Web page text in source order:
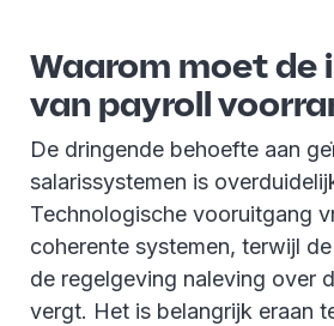
Waarom moet de
van payroll
De dringende behoefte aan
salarissystemen is
Technologische vooruitgang
coherente systemen, terwijl
de regelgeving naleving over
vergt. Het is belangrijk eraan